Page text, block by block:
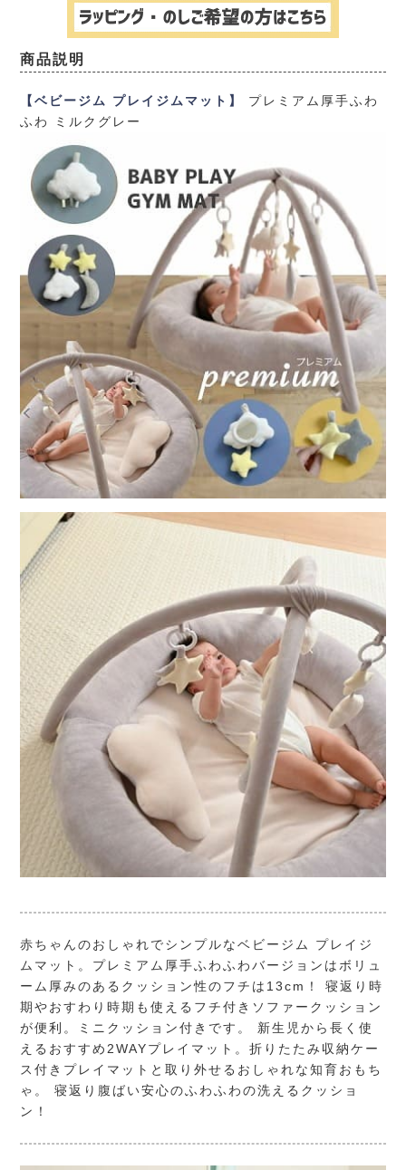
商品説明
【ベビージム プレイジムマット】
プレミアム厚手ふわ
ふわ ミルクグレー
赤ちゃんのおしゃれでシンプルなベビージム プレイジ
ムマット。プレミアム厚手ふわふわバージョンはボリュ
ーム厚みのあるクッション性のフチは13cm！ 寝返り時
期やおすわり時期も使えるフチ付きソファークッション
が便利。ミニクッション付きです。 新生児から長く使
えるおすすめ2WAYプレイマット。折りたたみ収納ケー
ス付きプレイマットと取り外せるおしゃれな知育おもち
ゃ。 寝返り腹ばい安心のふわふわの洗えるクッショ
ン！